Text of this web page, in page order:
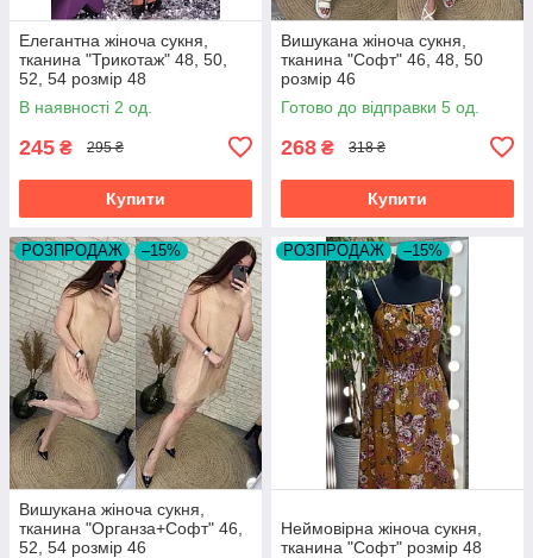
Елегантна жіноча сукня,
тканина "Трикотаж" 48, 50,
52, 54 розмір 48
В наявності 2 од.
245 ₴ 295 ₴
Купити
Вишукана жіноча сукня,
тканина "Софт" 46, 48, 50
розмір 46
Готово до відправки 5 од.
268 ₴ 318 ₴
Купити
РОЗПРОДАЖ –15%
Вишукана жіноча сукня,
тканина "Органза+Софт" 46,
52, 54 розмір 46
РОЗПРОДАЖ –15%
Неймовірна жіноча сукня,
тканина "Софт" розмір 48